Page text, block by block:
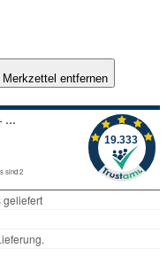
Merkzettel entfernen